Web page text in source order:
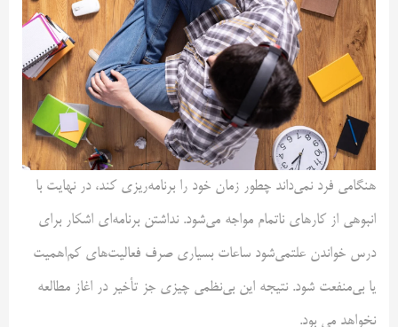
هنگامی فرد نمی‌داند چطور زمان خود را برنامه‌ریزی کند، در نهایت با
انبوهی از کارهای ناتمام مواجه می‌شود. نداشتن برنامه‌ای اشکار برای
درس خواندن علتمی‌شود ساعات بسیاری صرف فعالیت‌های کم‌اهمیت
یا بی‌منفعت شود. نتیجه این بی‌نظمی چیزی جز تأخیر در اغاز مطالعه
نخواهد می بود.